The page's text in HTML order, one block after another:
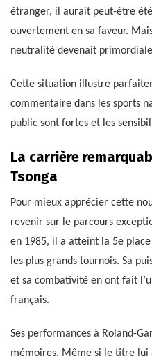
étranger, il aurait peut-être
ouvertement en sa faveur.
neutralité devenait
Cette situation illustre
commentaire dans les sports
public sont fortes et les
La carrière
Tsonga
Pour mieux apprécier cette
revenir sur le parcours
en 1985, il a atteint la 5e
les plus grands tournois. Sa
et sa combativité en ont fait
français.
Ses performances à Roland-
mémoires. Même si le titre lui